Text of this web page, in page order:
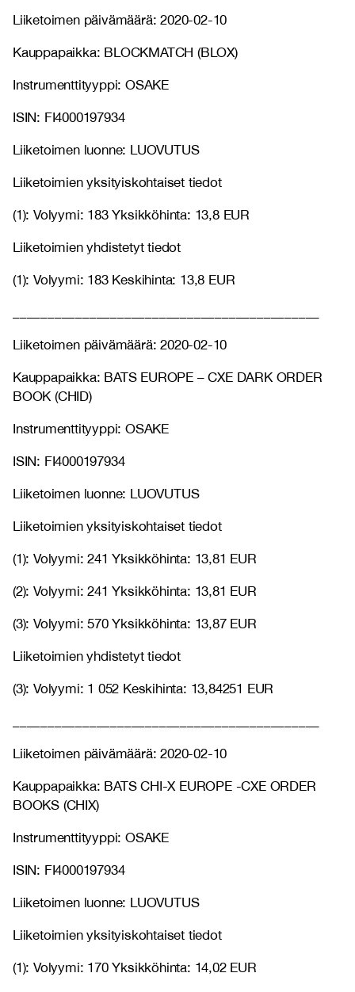
Liiketoimen päivämäärä: 2020-02-10
Kauppapaikka: BLOCKMATCH (BLOX)
Instrumenttityyppi: OSAKE
ISIN: FI4000197934
Liiketoimen luonne: LUOVUTUS
Liiketoimien yksityiskohtaiset tiedot
(1): Volyymi: 183 Yksikköhinta: 13,8 EUR
Liiketoimien yhdistetyt tiedot
(1): Volyymi: 183 Keskihinta: 13,8 EUR
Liiketoimen päivämäärä: 2020-02-10
Kauppapaikka: BATS EUROPE – CXE DARK ORDER
BOOK (CHID)
Instrumenttityyppi: OSAKE
ISIN: FI4000197934
Liiketoimen luonne: LUOVUTUS
Liiketoimien yksityiskohtaiset tiedot
(1): Volyymi: 241 Yksikköhinta: 13,81 EUR
(2): Volyymi: 241 Yksikköhinta: 13,81 EUR
(3): Volyymi: 570 Yksikköhinta: 13,87 EUR
Liiketoimien yhdistetyt tiedot
(3): Volyymi: 1 052 Keskihinta: 13,84251 EUR
Liiketoimen päivämäärä: 2020-02-10
Kauppapaikka: BATS CHI-X EUROPE -CXE ORDER
BOOKS (CHIX)
Instrumenttityyppi: OSAKE
ISIN: FI4000197934
Liiketoimen luonne: LUOVUTUS
Liiketoimien yksityiskohtaiset tiedot
(1): Volyymi: 170 Yksikköhinta: 14,02 EUR